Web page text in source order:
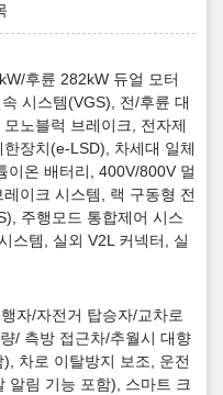
후륜 282kW 듀얼 모터
시스템(VGS), 전/후륜 대
노블럭 브레이크, 전자제
장치(e-LSD), 차세대 일체
이온 배터리, 400V/800V 멀
이크 시스템, 랙 구동형 전
주행모드 통합제어 시스
스템, 실외 V2L 커넥터, 실
자/자전거 탑승자/교차로
/ 측방 접근차/추월시 대향
차로 이탈방지 보조, 운전
알림 기능 포함), 스마트 크